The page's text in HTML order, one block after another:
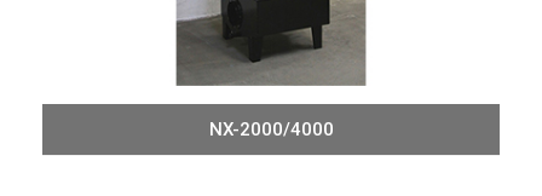
NX-2000/4000